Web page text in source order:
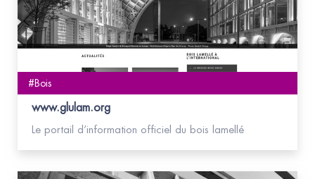
#Bois
www.glulam.org
Le portail d’information officiel du bois lamellé